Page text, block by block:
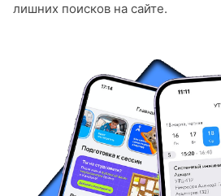
лишних поисков на сайте.